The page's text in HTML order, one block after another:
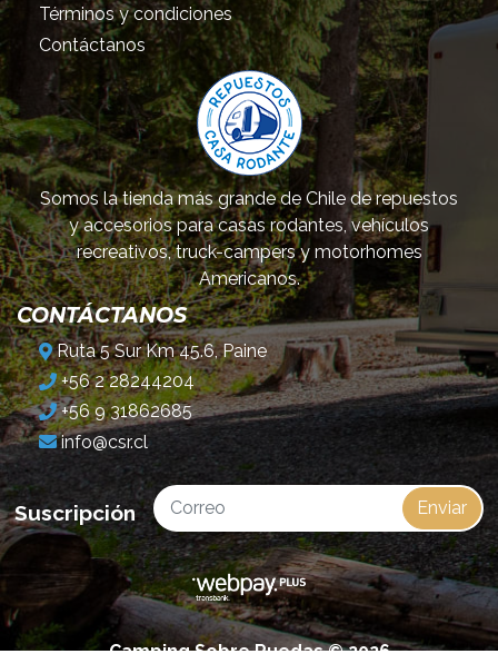
Términos y condiciones
Contáctanos
Somos la tienda más grande de Chile de repuestos
y accesorios para casas rodantes, vehículos
recreativos, truck-campers y motorhomes
Americanos.
CONTÁCTANOS
Ruta 5 Sur Km 45.6, Paine
+56 2 28244204
+56 9 31862685
info@csr.cl
Suscripción Enviar